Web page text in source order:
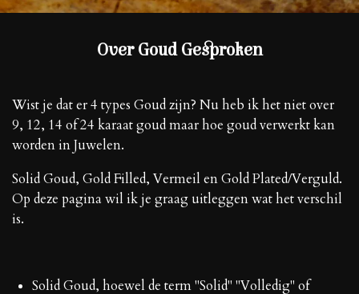
Over Goud Gesproken
Wist je dat er 4 types Goud zijn? Nu heb ik het niet over
9, 12, 14 of 24 karaat goud maar hoe goud verwerkt kan
worden in Juwelen.
Solid Goud, Gold Filled, Vermeil en Gold Plated/Verguld.
Op deze pagina wil ik je graag uitleggen wat het verschil
is.
Solid Goud, hoewel de term "Solid" "Volledig" of